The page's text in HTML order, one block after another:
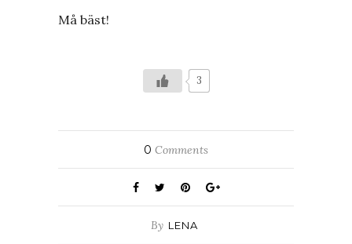
Må bäst!
3
0 Comments
By LENA